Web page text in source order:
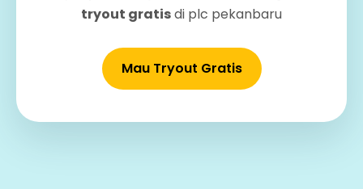
tryout gratisdi plc pekanbaru
Mau Tryout Gratis